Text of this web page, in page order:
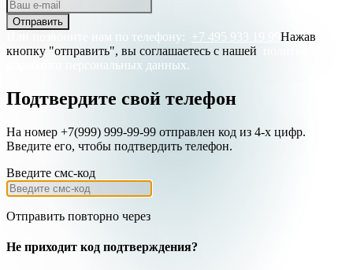
Отправить
Или позвоните нам по телефону: +7 495 933 19 99 Нажав
кнопку "отправить", вы соглашаетесь с нашей
обработки персональных данных.
Подтвердите свой телефон
На номер +7(999) 999-99-99 отправлен код из 4-х цифр.
Введите его, чтобы подтвердить телефон.
Введите смс-код
Отправить повторно через
Не приходит код подтверждения?